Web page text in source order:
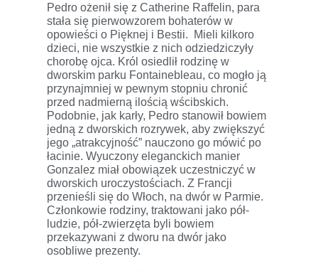
Pedro ożenił się z Catherine Raffelin, para
stała się pierwowzorem bohaterów w
opowieści o Pięknej i Bestii. Mieli kilkoro
dzieci, nie wszystkie z nich odziedziczyły
chorobę ojca. Król osiedlił rodzinę w
dworskim parku Fontainebleau, co mogło ją
przynajmniej w pewnym stopniu chronić
przed nadmierną ilością wścibskich.
Podobnie, jak karły, Pedro stanowił bowiem
jedną z dworskich rozrywek, aby zwiększyć
jego „atrakcyjność” nauczono go mówić po
łacinie. Wyuczony eleganckich manier
Gonzalez miał obowiązek uczestniczyć w
dworskich uroczystościach. Z Francji
przenieśli się do Włoch, na dwór w Parmie.
Członkowie rodziny, traktowani jako pół-
ludzie, pół-zwierzęta byli bowiem
przekazywani z dworu na dwór jako
osobliwe prezenty.